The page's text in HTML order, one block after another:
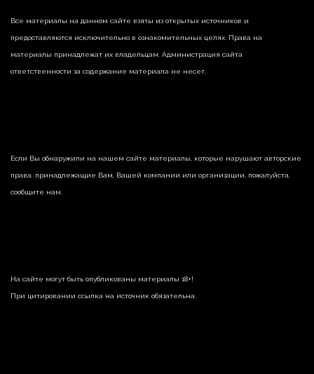
Все материалы на данном сайте взяты из открытых источников и
предоставляются исключительно в ознакомительных целях. Права на
материалы принадлежат их владельцам. Администрация сайта
ответственности за содержание материала не несет.
Если Вы обнаружили на нашем сайте материалы, которые нарушают авторские
права, принадлежащие Вам, Вашей компании или организации, пожалуйста,
сообщите нам.
На сайте могут быть опубликованы материалы 18+!
При цитировании ссылка на источник обязательна.